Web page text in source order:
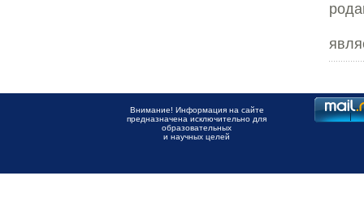
Внимание! Информация на сайте
предназначена исключительно для
образовательных
и научных целей